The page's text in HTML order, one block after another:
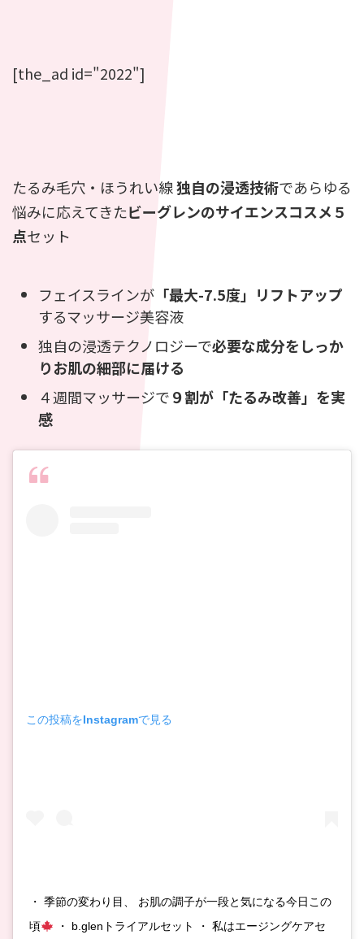
[the_ad id="2022"]
たるみ毛穴・ほうれい線独自の浸透技術であらゆる
悩みに応えてきたビーグレンのサイエンスコスメ５
点セット
フェイスラインが 「最大-7.5度」リフトアップ
するマッサージ美容液
独自の浸透テクノロジーで必要な成分をしっか
りお肌の細部に届ける
４週間マッサージで９割が「たるみ改善」を実
感
この投稿をInstagramで見る
・ 季節の変わり目、 お肌の調子が一段と気になる今日この
頃
・ b.glenトライアルセット ・ 私はエージングケアセ